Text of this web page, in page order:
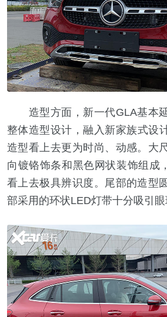
造型方面，新一代GLA基本
整体造型设计，融入新家族式设
造型看上去更为时尚、动感。大
向镀铬饰条和黑色网状装饰组成
看上去极具辨识度。尾部的造型
部采用的环状LED灯带十分吸引眼